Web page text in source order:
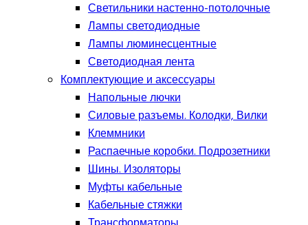
Светильники настенно-потолочные
Лампы светодиодные
Лампы люминесцентные
Светодиодная лента
Комплектующие и аксессуары
Напольные лючки
Силовые разъемы. Колодки, Вилки
Клеммники
Распаечные коробки. Подрозетники
Шины. Изоляторы
Муфты кабельные
Кабельные стяжки